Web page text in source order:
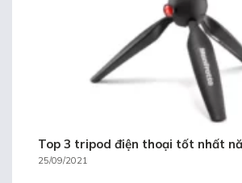
Top 3 tripod điện thoại tốt nhất
25/09/2021